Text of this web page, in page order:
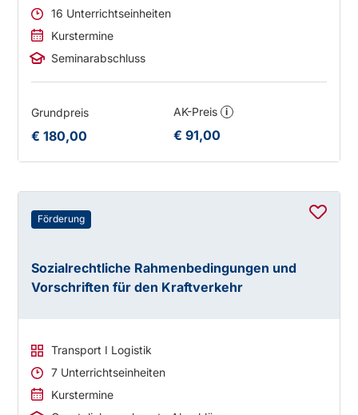
16 Unterrichtseinheiten
Kurstermine
Seminarabschluss
Grundpreis
€ 180,00
AK-Preis i
€ 91,00
Förderung
Sozialrechtliche Rahmenbedingungen und
Vorschriften für den Kraftverkehr
Transport I Logistik
7 Unterrichtseinheiten
Kurstermine